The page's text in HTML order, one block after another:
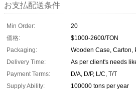
お支払配送条件
Min Order:
20
価格:
$1000-2600/TON
Packaging:
Wooden Case, Carton,
Delivery Time:
As per client's needs
Payment Terms:
D/A, D/P, L/C, T/T
Supply Ability:
100000 tons per year